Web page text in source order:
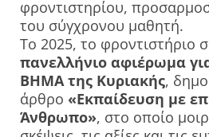
φροντιστηρίου,
του σύγχρονου μαθητή.
Το 2025, το φροντιστήριο
πανελλήνιο αφιέρωμα
ΒΗΜΑ της Κυριακής,
άρθρο «Εκπαίδευση με
Άνθρωπο», στο οποίο